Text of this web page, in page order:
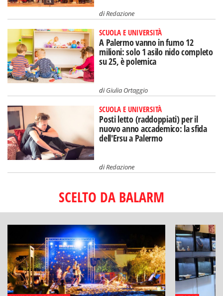
diRedazione
SCUOLA E UNIVERSITÀ
A Palermo vanno in fumo 12
milioni: solo 1 asilo nido completo
su 25, è polemica
diGiulia Ortaggio
SCUOLA E UNIVERSITÀ
Posti letto (raddoppiati) per il
nuovo anno accademico: la sfida
dell'Ersu a Palermo
diRedazione
SCELTO DA BALARM